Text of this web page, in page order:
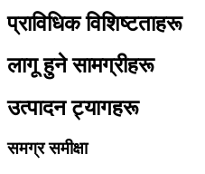
प्राविधिक विशिष्टताहरू
लागू हुने सामग्रीहरू
उत्पादन ट्यागहरू
समग्र समीक्षा